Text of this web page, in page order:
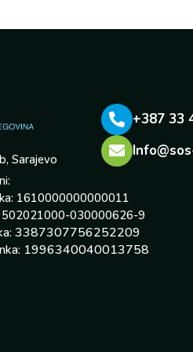
Sarajevo
1610000000000011
502021000-030000626-9
3387307756252209
1996340040013758
+387 33